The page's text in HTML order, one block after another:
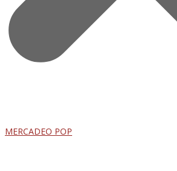
MERCADEO POP